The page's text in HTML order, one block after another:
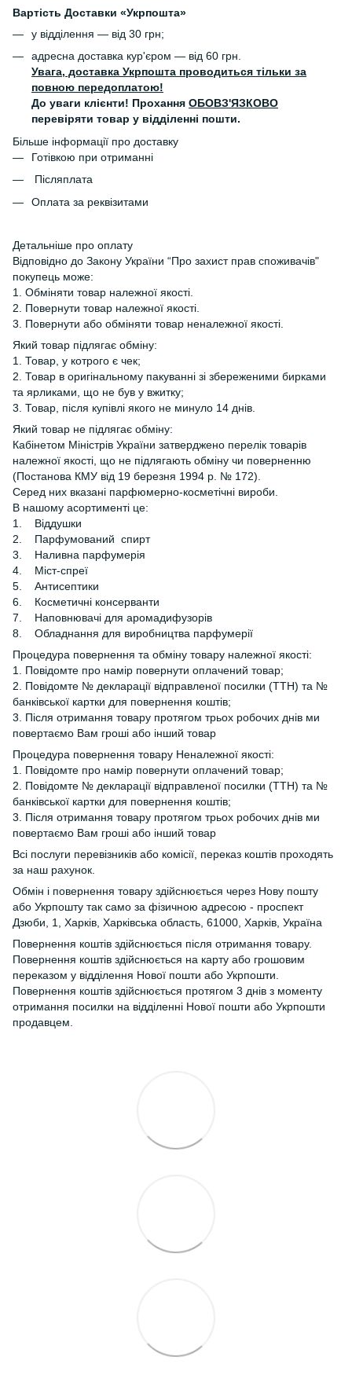
Вартість Доставки «Укрпошта»
у відділення — від 30 грн;
адресна доставка кур'єром — від 60 грн.
Увага, доставка Укрпошта проводиться тільки за
повною передоплатою!
До уваги клієнти! Прохання ОБОВЗ'ЯЗКОВО
перевіряти товар у відділенні пошти.
Більше інформації про доставку
Готівкою при отриманні
Післяплата
Оплата за реквізитами
Детальніше про оплату
Відповідно до Закону України “Про захист прав споживачів"
покупець може:
1. Обміняти товар належної якості.
2. Повернути товар належної якості.
3. Повернути або обміняти товар неналежної якості.
Який товар підлягає обміну:
1. Товар, у котрого є чек;
2. Товар в оригінальному пакуванні зі збереженими бирками
та ярликами, що не був у вжитку;
3. Товар, після купівлі якого не минуло 14 днів.
Який товар не підлягає обміну:
Кабінетом Міністрів України затверджено перелік товарів
належної якості, що не підлягають обміну чи поверненню
(Постанова КМУ від 19 березня 1994 р. № 172).
Серед них вказані парфюмерно-косметічні вироби.
В нашому асортименті це:
1. Віддушки
2. Парфумований спирт
3. Наливна парфумерія
4. Міст-спреї
5. Антисептики
6. Косметичні консерванти
7. Наповнювачі для аромадифузорів
8. Обладнання для виробництва парфумерії
Процедура повернення та обміну товару належної якості:
1. Повідомте про намір повернути оплачений товар;
2. Повідомте № декларації відправленої посилки (ТТН) та №
банківської картки для повернення коштів;
3. Після отримання товару протягом трьох робочих днів ми
повертаємо Вам гроші або інший товар
Процедура повернення товару Неналежної якості:
1. Повідомте про намір повернути оплачений товар;
2. Повідомте № декларації відправленої посилки (ТТН) та №
банківської картки для повернення коштів;
3. Після отримання товару протягом трьох робочих днів ми
повертаємо Вам гроші або інший товар
Всі послуги перевізників або комісії, переказ коштів проходять
за наш рахунок.
Обмін і повернення товару здійснюється через Нову пошту
або Укрпошту так само за фізичною адресою - проспект
Дзюби, 1, Харків, Харківська область, 61000, Харків, Україна
Повернення коштів здійснюється після отримання товару.
Повернення коштів здійснюється на карту або грошовим
переказом у відділення Нової пошти або Укрпошти.
Повернення коштів здійснюється протягом 3 днів з моменту
отримання посилки на відділенні Нової пошти або Укрпошти
продавцем.